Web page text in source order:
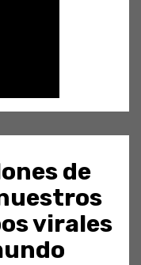
de
virales